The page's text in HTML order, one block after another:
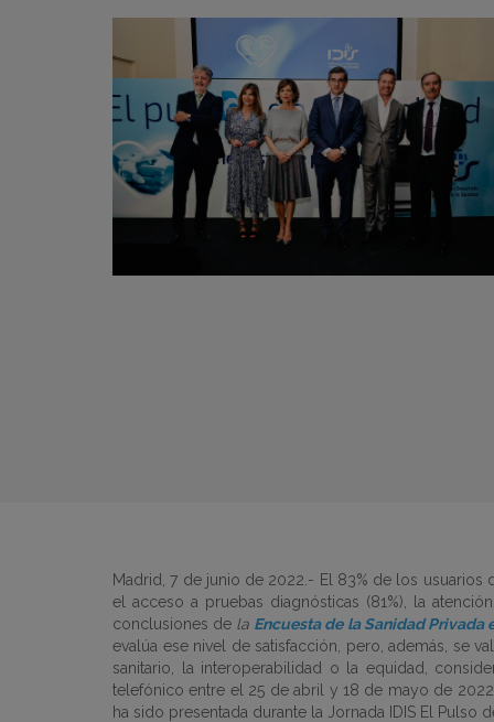
Madrid, 7 de junio de 2022.- El 83% de los usuarios
el acceso a pruebas diagnósticas (81%), la
conclusiones de la Encuesta de la Sanidad Privada
evalúa ese nivel de satisfacción, pero, además, se
sanitario, la interoperabilidad o la equidad,
telefónico entre el 25 de abril y 18 de mayo de
ha sido presentada durante la Jornada IDIS El Pulso